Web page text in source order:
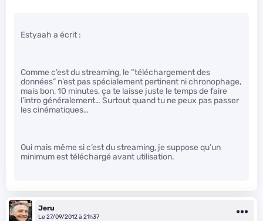
Estyaah a écrit :
Comme c’est du streaming, le “téléchargement des
données” n’est pas spécialement pertinent ni chronophage,
mais bon, 10 minutes, ça te laisse juste le temps de faire
l’intro généralement… Surtout quand tu ne peux pas passer
les cinématiques…
Oui mais même si c’est du streaming, je suppose qu’un
minimum est téléchargé avant utilisation.
Jeru
Le 27/09/2012 à 21h37